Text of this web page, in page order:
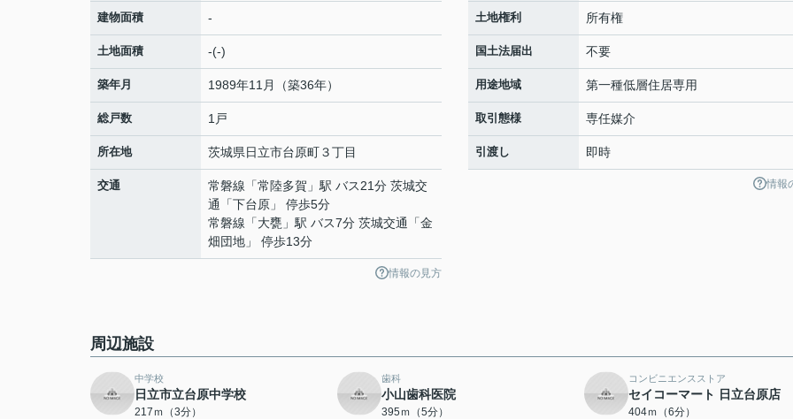
建物面積 -
土地面積 -(-)
築年月 1989年11月（築36年）
総戸数 1戸
所在地 茨城県日立市台原町３丁目
交通 常磐線 「常陸多賀 」駅 バス21分 茨城交
通「下台原」 停歩5分
常磐線 「大甕 」駅 バス7分 茨城交通「金
畑団地」 停歩13分
情報の見方
土地権利 所有権
国土法届出 不要
用途地域 第一種低層住居専用
取引態様 専任媒介
引渡し 即時
情報
周辺施設
中学校
日立市立台原中学校
217ｍ（3分）
歯科
小山歯科医院
395ｍ（5分）
コンビニエンスストア
セイコーマート 日立台原店
404ｍ（6分）